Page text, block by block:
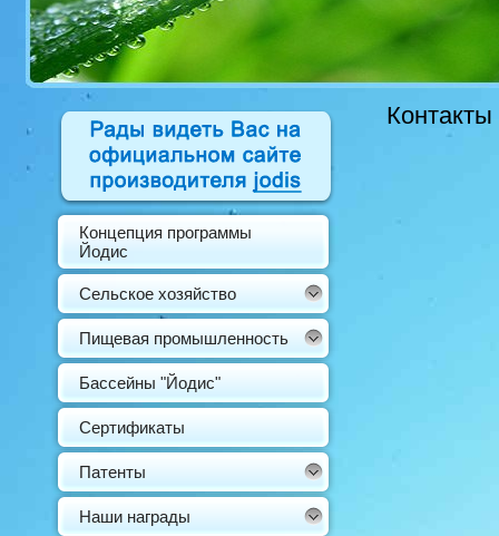
Концепция программы
Йодис
Сельское хозяйство
Пищевая промышленность
Бассейны "Йодис"
Сертификаты
Патенты
Наши награды
Контакты